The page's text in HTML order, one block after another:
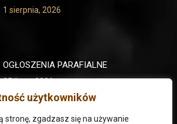
użytkowników
stronę, zgadzasz się na używanie
1 sierpnia, 2026
OGŁOSZENIA PARAFIALNE
25 lipca, 2026